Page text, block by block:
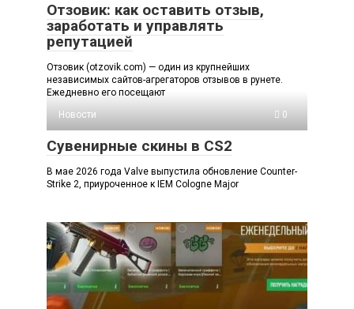
Отзовик: как оставить отзыв,
заработать и управлять
репутацией
Отзовик (otzovik.com) — один из крупнейших
независимых сайтов-агрегаторов отзывов в рунете.
Ежедневно его посещают
Новости
0
Сувенирные скины в CS2
В мае 2026 года Valve выпустила обновление Counter-
Strike 2, приуроченное к IEM Cologne Major